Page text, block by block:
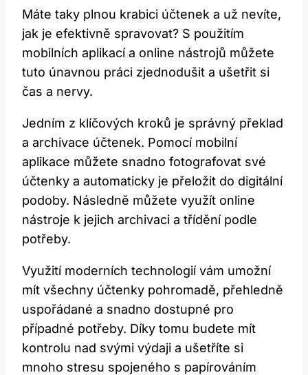
Máte⁣ taky plnou krabici účtenek a už nevíte,
jak⁢ je efektivně spravovat? S použitím
⁢mobilních aplikací⁣ a online nástrojů můžete
tuto únavnou práci zjednodušit a ‌ušetřit‌ si
čas ‍a nervy.
Jedním z klíčových kroků je⁤ správný překlad
a archivace účtenek. Pomocí mobilní
aplikace můžete snadno fotografovat své
účtenky a automaticky je přeložit do digitální
podoby. Následně ⁤můžete využít online
‍nástroje k ⁤jejich archivaci a třídění podle
potřeby.
Využití ‌moderních technologií vám umožní
mít‍ všechny účtenky pohromadě, přehledně
uspořádané a snadno dostupné pro
případné potřeby. Díky tomu budete⁣ mít
kontrolu nad ‍svými výdaji a‍ ušetříte‌ si
mnoho stresu spojeného s ⁢papírováním